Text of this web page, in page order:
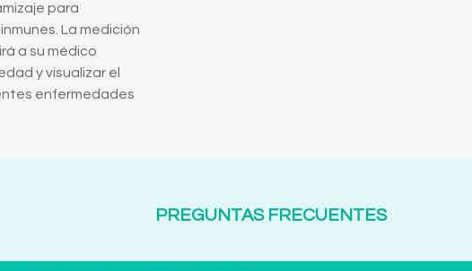
para
La medición
a su médico
y visualizar el
enfermedades
PREGUNTAS FRECUENTES